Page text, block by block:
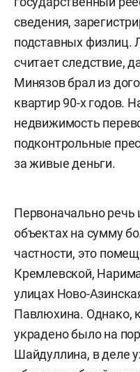
сведения,
подставных физлиц.
считает следствие,
Минязов брал из
квартир 90-х годов.
недвижимость
подконтрольные
за живые деньги.
Первоначально речь
объектах на сумму
частности, это
Кремлевской,
улицах Ново-
Павлюхина. Однако,
украдено было на
Шайдуллина, в деле